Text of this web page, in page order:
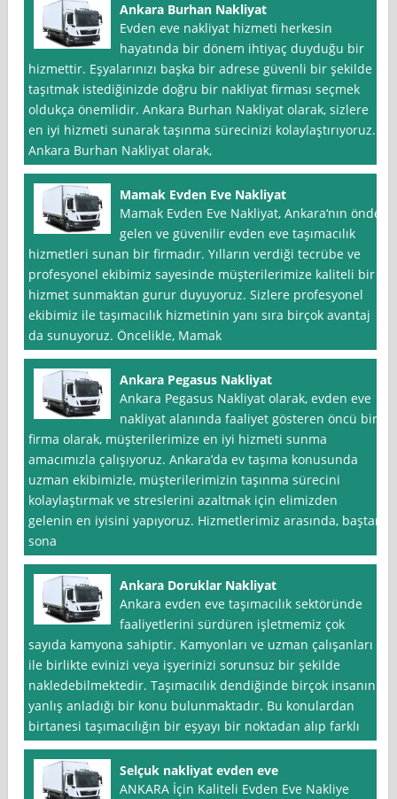
Ankara Burhan Nakliyat
Evden eve nakliyat hizmeti herkesin
hayatında bir dönem ihtiyaç duyduğu bir
hizmettir. Eşyalarınızı başka bir adrese güvenli bir şekilde
taşıtmak istediğinizde doğru bir nakliyat firması seçmek
oldukça önemlidir. Ankara Burhan Nakliyat olarak, sizlere
en iyi hizmeti sunarak taşınma sürecinizi kolaylaştırıyoruz.
Ankara Burhan Nakliyat olarak,
Mamak Evden Eve Nakliyat
Mamak Evden Eve Nakliyat, Ankara‘nın önde
gelen ve güvenilir evden eve taşımacılık
hizmetleri sunan bir firmadır. Yılların verdiği tecrübe ve
profesyonel ekibimiz sayesinde müşterilerimize kaliteli bir
hizmet sunmaktan gurur duyuyoruz. Sizlere profesyonel
ekibimiz ile taşımacılık hizmetinin yanı sıra birçok avantaj
da sunuyoruz. Öncelikle, Mamak
Ankara Pegasus Nakliyat
Ankara Pegasus Nakliyat olarak, evden eve
nakliyat alanında faaliyet gösteren öncü bir
firma olarak, müşterilerimize en iyi hizmeti sunma
amacımızla çalışıyoruz. Ankara’da ev taşıma konusunda
uzman ekibimizle, müşterilerimizin taşınma sürecini
kolaylaştırmak ve streslerini azaltmak için elimizden
gelenin en iyisini yapıyoruz. Hizmetlerimiz arasında, baştan
sona
Ankara Doruklar Nakliyat
Ankara evden eve taşımacılık sektöründe
faaliyetlerini sürdüren işletmemiz çok
sayıda kamyona sahiptir. Kamyonları ve uzman çalışanları
ile birlikte evinizi veya işyerinizi sorunsuz bir şekilde
nakledebilmektedir. Taşımacılık dendiğinde birçok insanın
yanlış anladığı bir konu bulunmaktadır. Bu konulardan
birtanesi taşımacılığın bir eşyayı bir noktadan alıp farklı
Selçuk nakliyat evden eve
ANKARA İçin Kaliteli Evden Eve Nakliye